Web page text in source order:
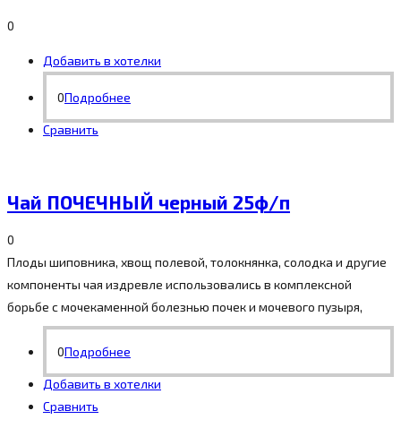
0
Добавить в хотелки
0Подробнее
Сравнить
Чай ПОЧЕЧНЫЙ черный 25ф/п
0
Плоды шиповника, хвощ полевой, толокнянка, солодка и другие
компоненты чая издревле использовались в комплексной
борьбе с мочекаменной болезнью почек и мочевого пузыря,
0Подробнее
Добавить в хотелки
Сравнить